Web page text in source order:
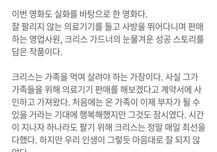
이번 영화도 실화를 바탕으로 한 영화다.
잘 팔리지 않는 의료기기를 들고 사방을 뛰어다니며 판매
하는 영업사원, 크리스 가드너의 눈물겨운 성공 스토리를
담은 작품이다.
크리스는 가족을 먹여 살려야 하는 가장이다. 사실 그가
가족들을 위해 의료기기 판매를 해보겠다고 계약서에 사
인하고 가져왔다. 처음에는 온 가족이 이제 부자가 될 수
있을 거라는 기대에 행복해했지만 그것도 잠시였다. 시간
이 지나자 하나라도 팔기 위해 크리스는 정말 매일 최선을
다했다. 하지만 우리 인생이 그렇듯 마음대로 잘 되지 않